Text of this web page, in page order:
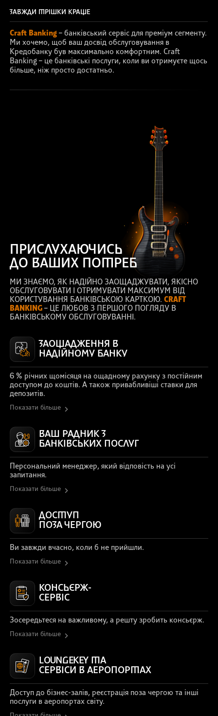
ЗАВЖДИ ТРІШКИ КРАЩЕ
Craft Banking – банківський сервіс для преміум сегменту.
Ми хочемо, щоб ваш досвід обслуговування в
Кредобанку був максимально комфортним. Craft
Banking – це банківські послуги, коли ви отримуєте щось
більше, ніж просто достатньо.
ПРИСЛУХАЮЧИСЬ
ДО ВАШИХ ПОТРЕБ
МИ ЗНАЄМО, ЯК НАДІЙНО ЗАОЩАДЖУВАТИ, ЯКІСНО
ОБСЛУГОВУВАТИ І ОТРИМУВАТИ МАКСИМУМ ВІД
КОРИСТУВАННЯ БАНКІВСЬКОЮ КАРТКОЮ. CRAFT
BANKING – ЦЕ ЛЮБОВ З ПЕРШОГО ПОГЛЯДУ В
БАНКІВСЬКОМУ ОБСЛУГОВУВАННІ.
ЗАОЩАДЖЕННЯ В
НАДІЙНОМУ БАНКУ
6 % річних щомісяця на ощадному рахунку з постійним
доступом до коштів. А також привабливіші ставки для
депозитів.
Показати більше
ВАШ РАДНИК З
БАНКІВСЬКИХ ПОСЛУГ
Персональний менеджер, який відповість на усі
запитання.
Показати більше
ДОСТУП
ПОЗА ЧЕРГОЮ
Ви завжди вчасно, коли б не прийшли.
Показати більше
КОНСЬЄРЖ-
СЕРВІС
Зосередьтеся на важливому, а решту зробить консьєрж.
Показати більше
LOUNGEKEY ТА
СЕРВІСИ В АЕРОПОРТАХ
Доступ до бізнес-залів, реєстрація поза чергою та інші
послуги в аеропортах світу.